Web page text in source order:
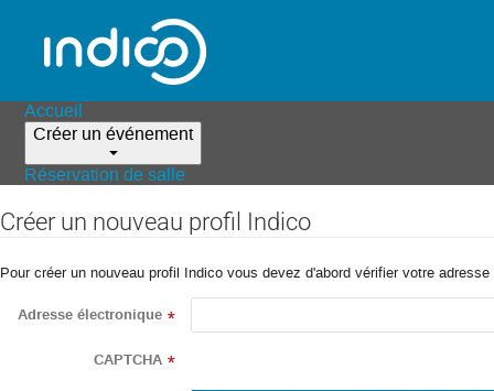
Accueil
Créer un événement
Réservation de salle
Créer un nouveau profil Indico
Pour créer un nouveau profil Indico vous devez d'abord vérifier votre
Adresse électronique *
CAPTCHA *